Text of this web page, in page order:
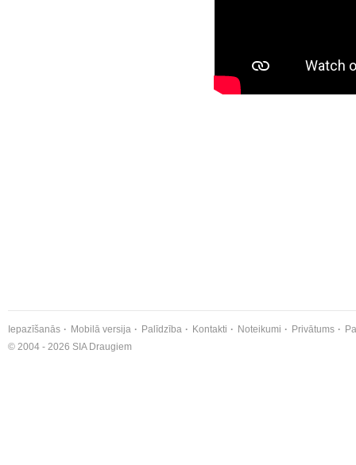
Iepazīšanās Mobilā versija Palīdzība Kontakti Noteikumi Privātums
© 2004 - 2026 SIA Draugiem